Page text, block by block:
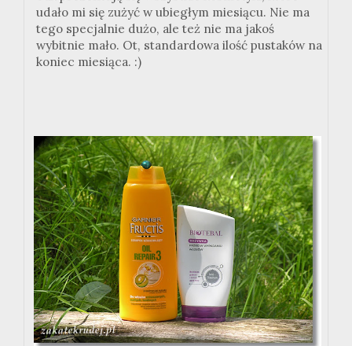
udało mi się zużyć w ubiegłym miesiącu. Nie ma
tego specjalnie dużo, ale też nie ma jakoś
wybitnie mało. Ot, standardowa ilość pustaków na
koniec miesiąca. :)